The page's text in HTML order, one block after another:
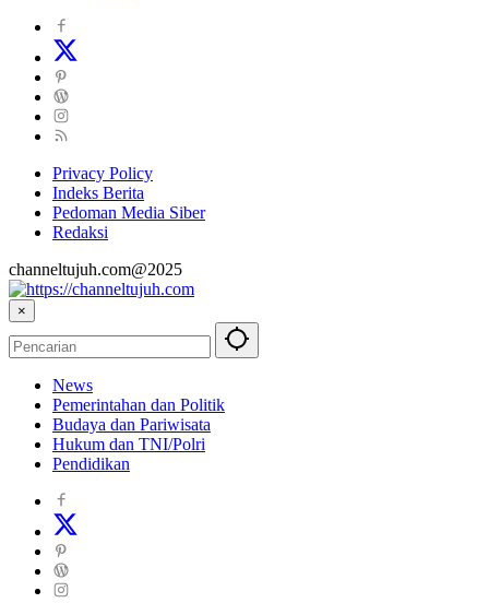
Privacy Policy
Indeks Berita
Pedoman Media Siber
Redaksi
channeltujuh.com@2025
×
News
Pemerintahan dan Politik
Budaya dan Pariwisata
Hukum dan TNI/Polri
Pendidikan